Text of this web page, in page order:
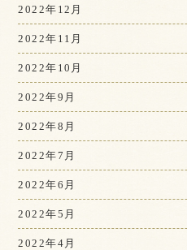
2022年12月
2022年11月
2022年10月
2022年9月
2022年8月
2022年7月
2022年6月
2022年5月
2022年4月